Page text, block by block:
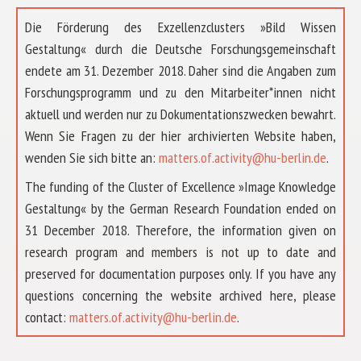
Die Förderung des Exzellenzclusters »Bild Wissen
Gestaltung« durch die Deutsche Forschungsgemeinschaft
endete am 31. Dezember 2018. Daher sind die Angaben zum
Forschungsprogramm und zu den Mitarbeiter*innen nicht
aktuell und werden nur zu Dokumentationszwecken bewahrt.
Wenn Sie Fragen zu der hier archivierten Website haben,
wenden Sie sich bitte an: matters.of.activity@hu-berlin.de.
The funding of the Cluster of Excellence »Image Knowledge
Gestaltung« by the German Research Foundation ended on
31 December 2018. Therefore, the information given on
research program and members is not up to date and
preserved for documentation purposes only. If you have any
questions concerning the website archived here, please
contact: matters.of.activity@hu-berlin.de.
ÜBER UNS